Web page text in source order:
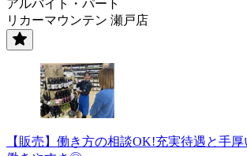
アルバイト・パート
リカーマウンテン 瀬戸店
【販売】働き方の相談OK!充実待遇と手